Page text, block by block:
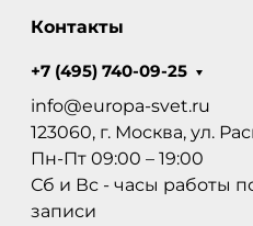
Контакты
+7 (495) 740-09-25
info@europa-svet.ru
123060, г. Москва, ул.
Пн-Пт 09:00 – 19:00
Сб и Вс - часы работы
записи